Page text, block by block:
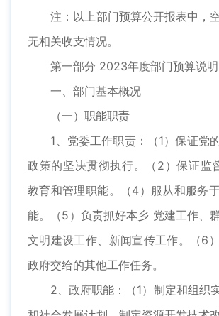
注：以上部门预算公开报表中，
无相关收支情况。
第一部分 2023年度部门预算说明
一、部门基本概况
（一）职能职责
1、党委工作职责：（1）保证党的
政策的坚决贯彻执行。（2）保证监
教育和管理职能。（4）服从和服务
能。（5）负责抓好本乡 党建工作、
文明建设工作、新闻宣传工作。（6
政府交给的其他工作任务。
2、政府职能：（1）制定和组织